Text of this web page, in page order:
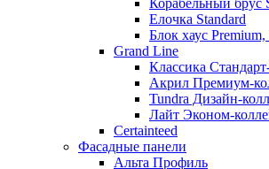
Корабельный брус
Елочка Standard
Блок хаус
Grand Line
Классика
Акрил Премиум-
Tundra Дизайн-
Лайт Эконом-
Certainteed
Фасадные панели
Альта Профиль